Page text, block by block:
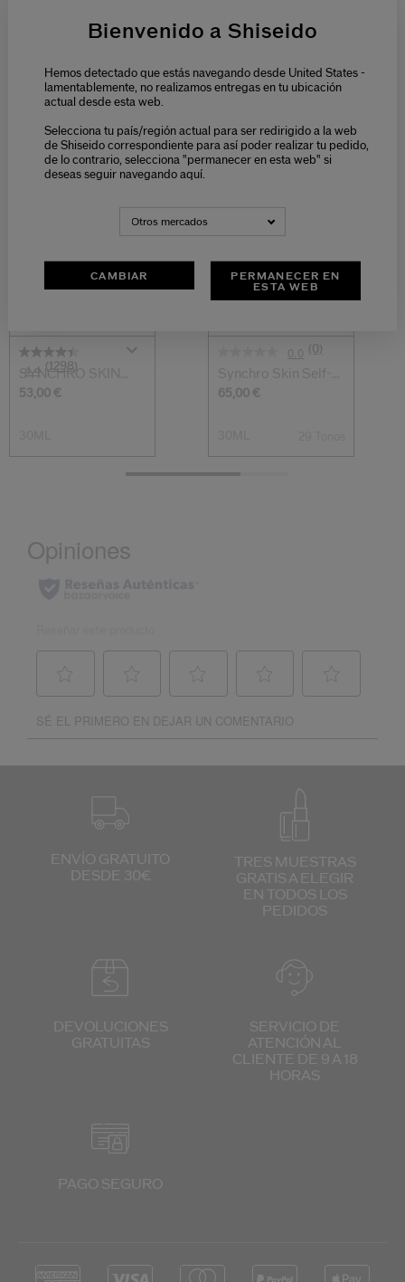
75ML 150 ML 180 ML
TU RUTINA DE TRATAMIENTO
PREPARAR
4.4 (1298)
SYNCHRO SKIN
Soft Blurring Pri...
53,00 €
0.0 (0)
Refreshing F...
65,00 €
ENVÍO GRATUITO
DESDE 30€
TRES MUESTRAS
GRATIS A ELEGIR
EN TODOS LOS
PEDIDOS
DEVOLUCIONES
GRATUITAS
SERVICIO DE
ATENCIÓN AL
CLIENTE DE 9 A 18
HORAS
PAGO SEGURO
Bienvenido a Shiseido
Hemos detectado que estás navegando desde United States -
lamentablemente, no realizamos entregas en tu ubicación
actual desde esta web.
Selecciona tu país/región actual para ser redirigido a la web
de Shiseido correspondiente para así poder realizar tu pedido,
de lo contrario, selecciona "permanecer en esta web" si
deseas seguir navegando aquí.
Otros mercados
CAMBIAR
PERMANECER EN
ESTA WEB